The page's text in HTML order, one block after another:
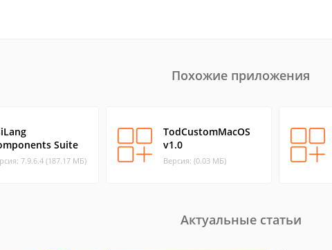
Похожие приложения
Suite
7.9.6.4 (187.17 МБ)
TodCustomMacOS
v1.0
Версия: (0.03 МБ)
Актуальные статьи